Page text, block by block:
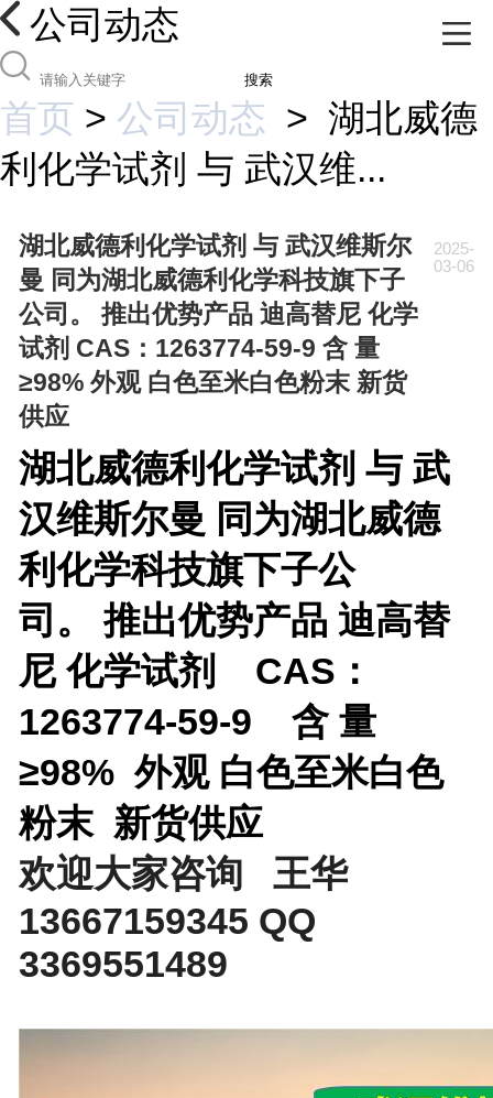
公司动态
搜索
首页 > 公司动态 > 湖北威德
利化学试剂 与 武汉维...
湖北威德利化学试剂 与 武汉维斯尔
曼 同为湖北威德利化学科技旗下子
公司。 推出优势产品 迪高替尼 化学
试剂 CAS：1263774-59-9 含 量
≥98% 外观 白色至米白色粉末 新货
供应
2025-
03-06
湖北威德利化学试剂 与 武
汉维斯尔曼 同为湖北威德
利化学科技旗下子公
司。推出优势产品 迪高替
尼 化学试剂 CAS：
1263774-59-9 含 量
≥98% 外观 白色至米白色
粉末 新货供应
欢迎大家咨询 王华
13667159345 QQ
3369551489